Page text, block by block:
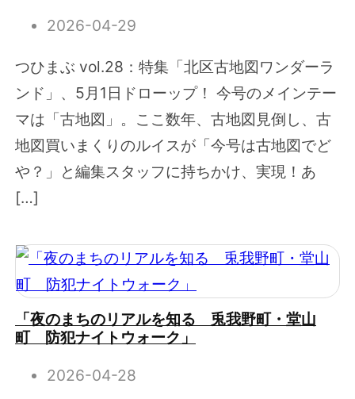
2026-04-29
つひまぶ vol.28：特集「北区古地図ワンダーラ
ンド」、5月1日ドローップ！ 今号のメインテー
マは「古地図」。ここ数年、古地図見倒し、古
地図買いまくりのルイスが「今号は古地図でど
や？」と編集スタッフに持ちかけ、実現！あ
[…]
「夜のまちのリアルを知る 兎我野町・堂山
町 防犯ナイトウォーク」
2026-04-28